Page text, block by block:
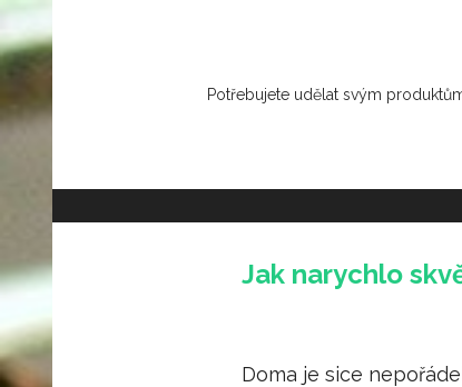
Potřebujete udělat svým
Jak narychlo
Doma je sice